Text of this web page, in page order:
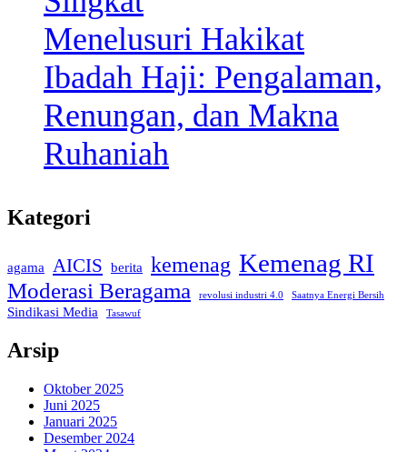
Menelusuri Hakikat
Ibadah Haji: Pengalaman,
Renungan, dan Makna
Ruhaniah
Kategori
agama AICIS berita kemenag Kemenag RI
Moderasi Beragama revolusi industri 4.0 Saatnya Energi Bersih
Sindikasi Media Tasawuf
Arsip
Oktober 2025
Juni 2025
Januari 2025
Desember 2024